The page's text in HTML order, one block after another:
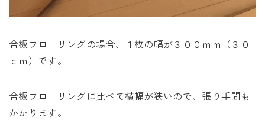
合板フローリングの場合、１枚の幅が３００ｍｍ（３０
ｃｍ）です。
合板フローリングに比べて横幅が狭いので、張り手間も
かかります。